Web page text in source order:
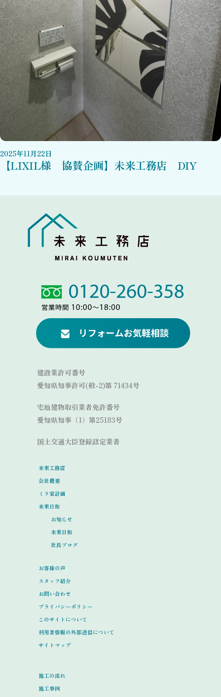
2025年11月22日
【LIXIL様 協賛企画】未来工務店 DIY
Link
Link
建設業許可番号
愛知県知事許可(般-2)第 71434号
宅地建物取引業者免許番号
愛知県知事（1）第25183号
国土交通大臣登録認定業者
未来工務店
会社概要
ミラ家計画
未来日和
お知らせ
未来日和
社長ブログ
お客様の声
スタッフ紹介
お問い合わせ
プライバシーポリシー
このサイトについて
利用者情報の外部送信について
サイトマップ
施工の流れ
施工事例